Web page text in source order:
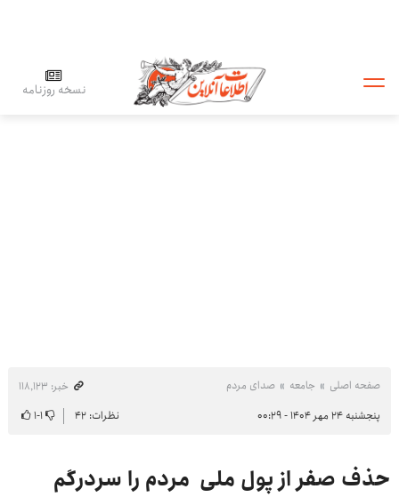
نسخه روزنامه
صفحه اصلی جامعه صدای مردم
خبر: ۱۱۸٬۱۲۳
پنجشنبه ۲۴ مهر ۱۴۰۴ - ۰۰:۲۹
نظرات: ۴۲ ۱-۱
حذف صفر از پول ملی مردم را سردرگم